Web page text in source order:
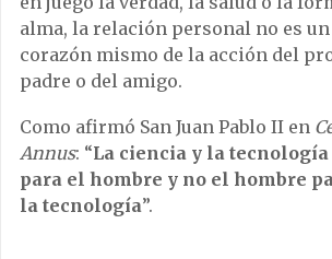
alma, la relación personal no es un
corazón mismo de la acción del
padre o del amigo.
Como afirmó San Juan Pablo II en
Annus: “La ciencia y la
para el hombre y no el hombre
la tecnología”.